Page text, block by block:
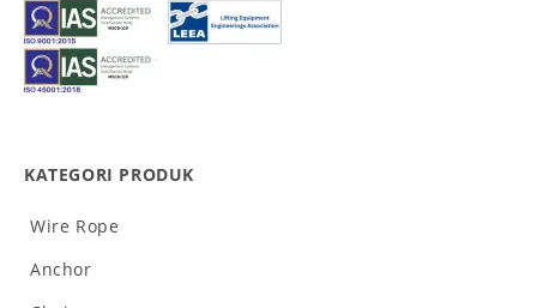
KATEGORI PRODUK
Wire Rope
Anchor